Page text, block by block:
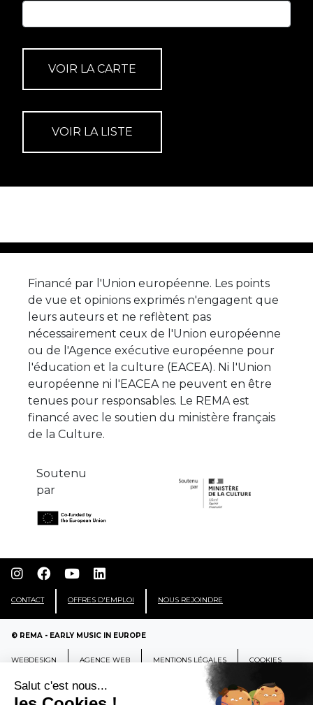
Financé par l'Union européenne. Les points
de vue et opinions exprimés n'engagent que
leurs auteurs et ne reflètent pas
nécessairement ceux de l'Union européenne
ou de l'Agence exécutive européenne pour
l'éducation et la culture (EACEA). Ni l'Union
européenne ni l'EACEA ne peuvent en être
tenues pour responsables. Le REMA est
financé avec le soutien du ministère français
de la Culture.
Soutenu
par
CONTACT OFFRES D'EMPLOI NOUS REJOINDRE
© REMA - EARLY MUSIC IN EUROPE
WEBDESIGN AGENCE WEB MENTIONS LÉGALES COOKIES